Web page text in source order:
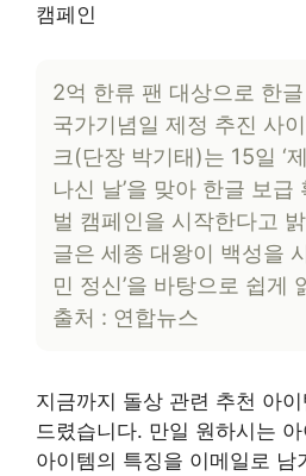
캠페인
2억 한류 팬 대상으로 한
국가기념일 제정 추진 사
크(단장 박기태)는 15일 ‘
나신 날’을 맞아 한글 보급
벌 캠페인을 시작한다고
글은 세종 대왕이 백성을
민 정신’을 바탕으로 쉽게
출처 : 연합뉴스
지금까지 돌상 관련 추천 아
드렸습니다. 만일 원하시는
아이템의 특징을 이메일로 남